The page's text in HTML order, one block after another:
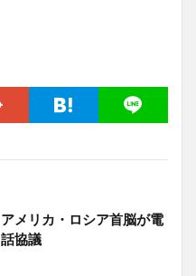
アメリカ・ロシア首脳が電
話協議